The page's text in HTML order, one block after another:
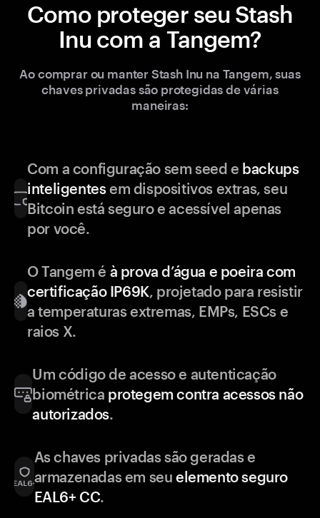
Como proteger seu Stash
Inu com a Tangem?
Ao comprar ou manter Stash Inu na Tangem, suas
chaves privadas são protegidas de várias
maneiras:
Com a configuração sem seed e backups
inteligentesem dispositivos extras, seu
Bitcoin está seguro e acessível apenas
por você.
O Tangem é à prova d’água e poeira com
certificação IP69K, projetado para resistir
a temperaturas extremas, EMPs, ESCs e
raios X.
Um código de acesso e autenticação
biométrica protegem contra acessos não
autorizados.
As chaves privadas são geradas e
armazenadas em seu elemento seguro
EAL6+ CC.